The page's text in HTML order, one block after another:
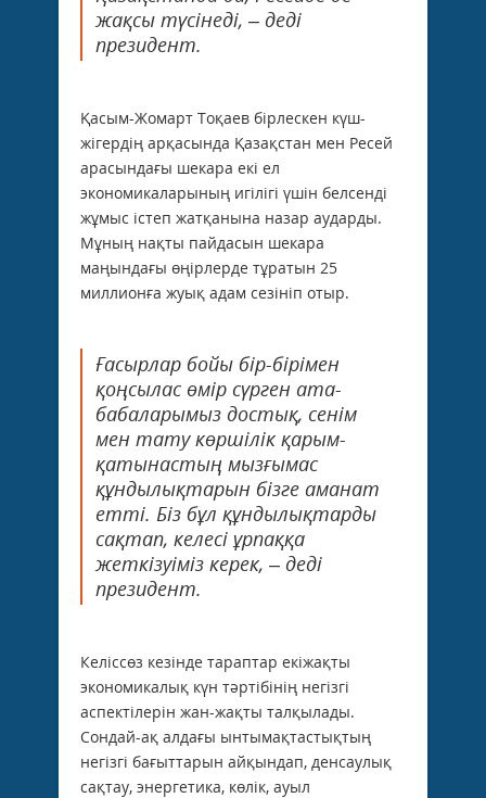
жақсы түсінеді, – деді
президент.
Қасым-Жомарт Тоқаев бірлескен күш-
жігердің арқасында Қазақстан мен Ресей
арасындағы шекара екі ел
экономикаларының игілігі үшін белсенді
жұмыс істеп жатқанына назар аударды.
Мұның нақты пайдасын шекара
маңындағы өңірлерде тұратын 25
миллионға жуық адам сезініп отыр.
Ғасырлар бойы бір-бірімен
қоңсылас өмір сүрген ата-
бабаларымыз достық, сенім
мен тату көршілік қарым-
қатынастың мызғымас
құндылықтарын бізге аманат
етті. Біз бұл құндылықтарды
сақтап, келесі ұрпаққа
жеткізуіміз керек, – деді
президент.
Келіссөз кезінде тараптар екіжақты
экономикалық күн тәртібінің негізгі
аспектілерін жан-жақты талқылады.
Сондай-ақ алдағы ынтымақтастықтың
негізгі бағыттарын айқындап, денсаулық
сақтау, энергетика, көлік, ауыл